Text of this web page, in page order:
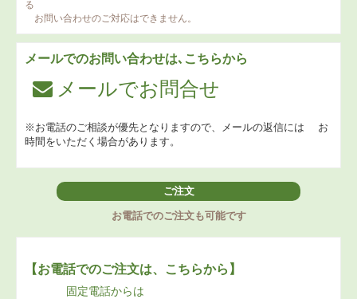
る
お問い合わせのご対応はできません。
メールでのお問い合わせは､こちらから
メールでお問合せ
※お電話のご相談が優先となりますので、メールの返信には お
時間をいただく場合があります。
ご注文
お電話でのご注文も可能です
【お電話でのご注文は、こちらから】
固定電話からは